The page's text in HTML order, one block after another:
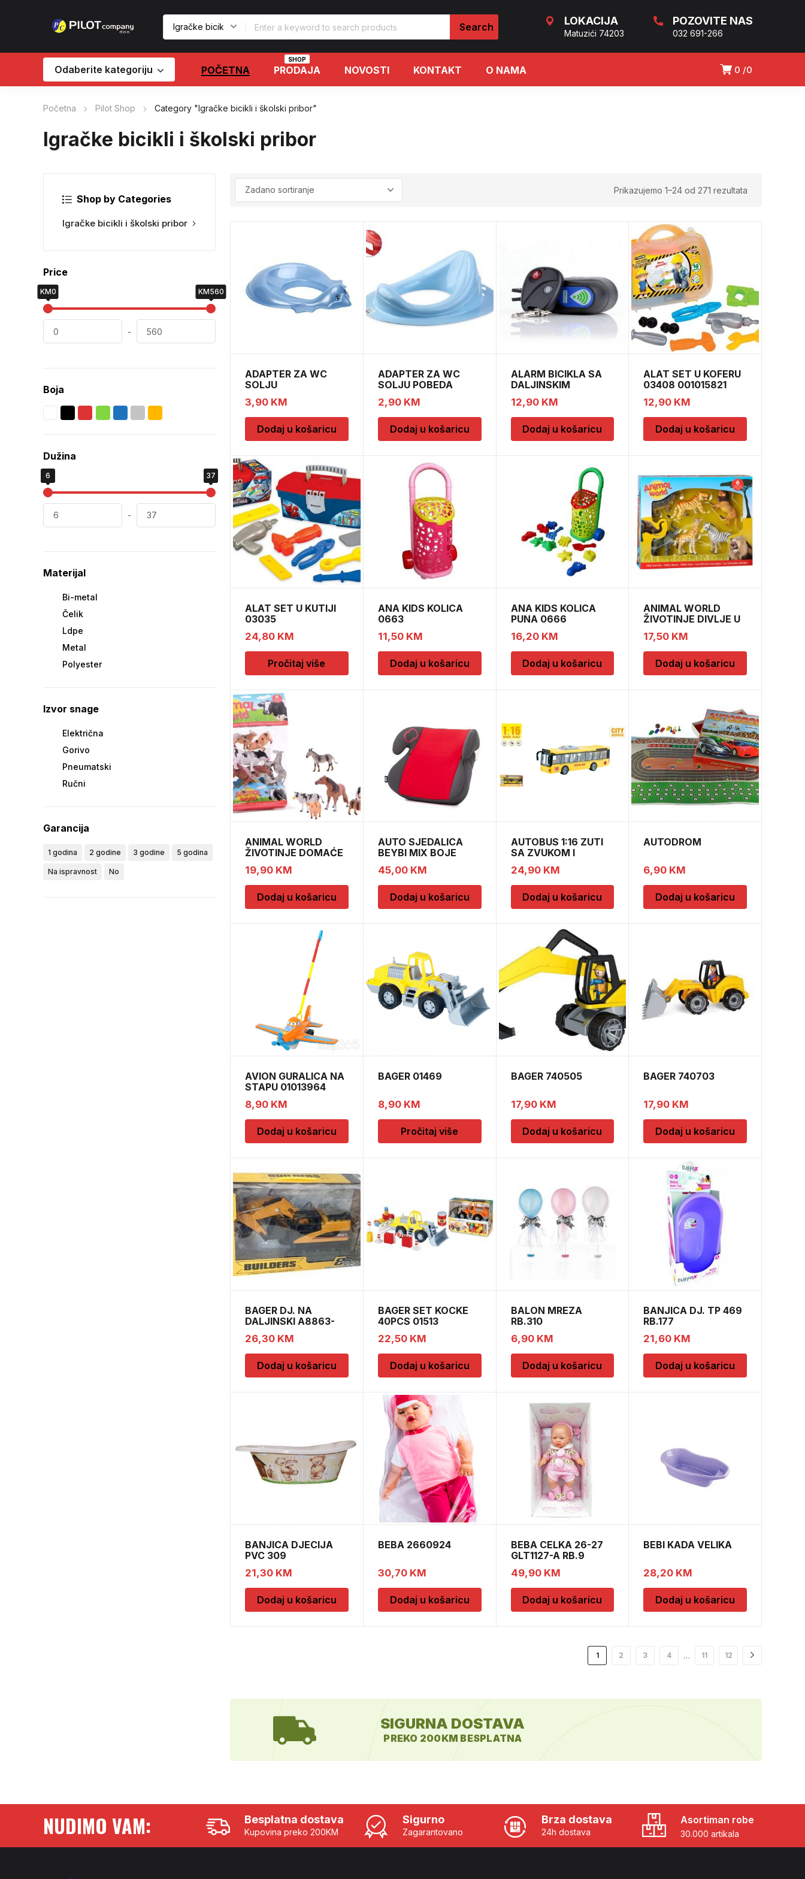
LOKACIJA
Matuzići 74203
POZOVITE NAS
032 691-266
0 0
Odaberite kategoriju POČETNA PRODAJA
SHOP
NOVOSTI KONTAKT O NAMA
Početna Pilot Shop Category "Igračke bicikli i školski pribor"
Igračke bicikli i školski pribor
Shop by Categories
Igračke bicikli i školski pribor
Price
KM0 KM560
-
Boja
Dužina
6 37
-
Materijal
Bi-metal
Čelik
Ldpe
Metal
Polyester
Izvor snage
Električna
Gorivo
Pneumatski
Ručni
Garancija
1 godina 2 godine 3 godine 5 godina
Na ispravnost No
Prikazujemo 1–24 od 271 rezultata
ADAPTER ZA WC
SOLJU
3,90 KM
Dodaj u košaricu
ADAPTER ZA WC
SOLJU POBEDA
2,90 KM
Dodaj u košaricu
ALARM BICIKLA SA
DALJINSKIM
12,90 KM
Dodaj u košaricu
ALAT SET U KOFERU
03408 001015821
12,90 KM
Dodaj u košaricu
ALAT SET U KUTIJI
03035
24,80 KM
Pročitaj više
ANA KIDS KOLICA
0663
11,50 KM
Dodaj u košaricu
ANA KIDS KOLICA
PUNA 0666
16,20 KM
Dodaj u košaricu
ANIMAL WORLD
ŽIVOTINJE DIVLJE U
17,50 KM
Dodaj u košaricu
ANIMAL WORLD
ŽIVOTINJE DOMAĆE
19,90 KM
Dodaj u košaricu
AUTO SJEDALICA
BEYBI MIX BOJE
45,00 KM
Dodaj u košaricu
AUTOBUS 1:16 ZUTI
SA ZVUKOM I
SVJETLOM 0
24,90 KM
Dodaj u košaricu
AUTODROM
6,90 KM
Dodaj u košaricu
AVION GURALICA NA
STAPU 01013964
8,90 KM
Dodaj u košaricu
BAGER 01469
8,90 KM
Pročitaj više
BAGER 740505
17,90 KM
Dodaj u košaricu
BAGER 740703
17,90 KM
Dodaj u košaricu
BAGER DJ. NA
DALJINSKI A8863-
26,30 KM
Dodaj u košaricu
BAGER SET KOCKE
40PCS 01513
22,50 KM
Dodaj u košaricu
BALON MREZA
RB.310
6,90 KM
Dodaj u košaricu
BANJICA DJ. TP 469
RB.177
21,60 KM
Dodaj u košaricu
BANJICA DJECIJA
PVC 309
21,30 KM
Dodaj u košaricu
BEBA 2660924
30,70 KM
Dodaj u košaricu
BEBA CELKA 26-27
GLT1127-A RB.9
49,90 KM
Dodaj u košaricu
BEBI KADA VELIKA
28,20 KM
Dodaj u košaricu
1 2 3 4 … 11 12
SIGURNA DOSTAVA
PREKO 200KM BESPLATNA
NUDIMO VAM: Besplatna dostava
Kupovina preko 200KM
Sigurno
Zagarantovano
Brza dostava
24h dostava
Asortiman robe
30.000 artikala